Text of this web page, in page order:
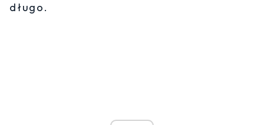
długo.